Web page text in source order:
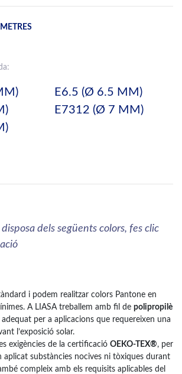
E6.5 (Ø 6.5 MM)
E7312 (Ø 7 MM)
dels següents colors, fes clic
i podem realitzar colors Pantone en
A LIASA treballem amb fil de polipropilè
adequat per a aplicacions que requereixen una
l’exposició solar.
exigències de la certificació OEKO-TEX®, per
aplicat substàncies nocives ni tòxiques durant
compleix amb els requisits aplicables del